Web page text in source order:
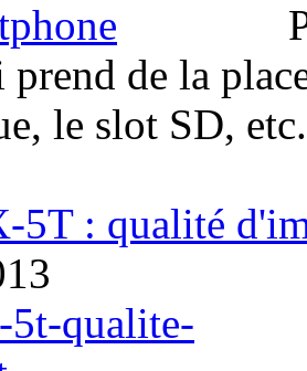
prend de la
le slot SD,
5T : qualité